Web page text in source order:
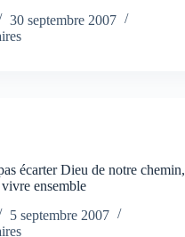
30 septembre 2007
écarter Dieu de notre chemin,
ensemble
5 septembre 2007